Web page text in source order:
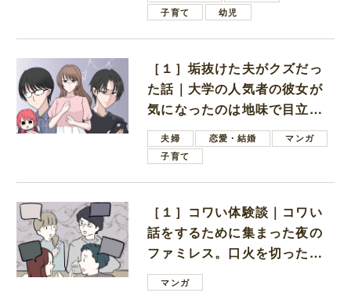
子育て
幼児
［１］垢抜けた夫がクズだっ
た話｜大学の人気者の彼女が
気になったのは地味で目立た
ない男子学生
夫婦 恋愛・結婚
マンガ
子育て
［１］コワい体験談｜コワい
話をするために集まった夜の
ファミレス。口火を切ったの
は電車好きの男の子ママ
マンガ